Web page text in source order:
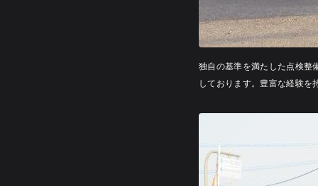
独自の基準を満たした点検
しております。豊富な経験を